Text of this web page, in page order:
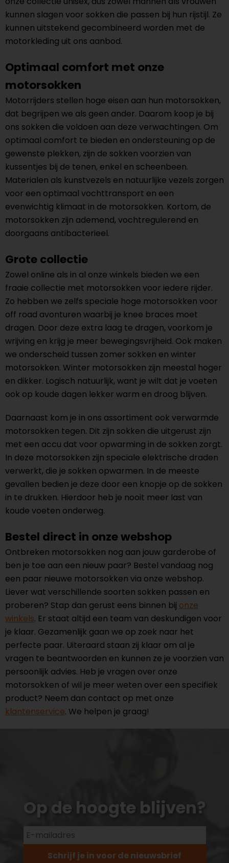
kunnen slagen voor sokken die passen bij hun rijstijl. Ze
kunnen uitstekend gecombineerd worden met de
motorkleding uit ons aanbod.
Optimaal comfort met onze
motorsokken
Motorrijders stellen hoge eisen aan hun motorsokken,
dat begrijpen we als geen ander. Daarom koop je bij
ons sokken die voldoen aan deze verwachtingen. Om
optimaal comfort te bieden en ondersteuning op de
gewenste plekken, zijn de sokken voorzien van
kussentjes bij de tenen, enkel en scheenbeen.
Materialen als kunstvezels en natuurlijke vezels zorgen
voor een optimaal vochttransport en een
evenwichtig klimaat in de motorsokken. Kortom, de
motorsokken zijn ademend, vochtregulerend en
doorgaans antibacterieel.
Grote collectie
Zowel online als in al onze winkels bieden we een
fraaie collectie met motorsokken voor iedere rijder.
Zo hebben we zelfs speciale hoge motorsokken voor
off road avonturen waarbij je knee braces moet
dragen. Door deze extra laag te dragen, voorkom je
wrijving en krijg je meer bewegingsvrijheid. Ook maken
we onderscheid tussen zomer sokken en winter
motorsokken. Winter motorsokken zijn meestal hoger
en dikker. Logisch natuurlijk, want je wilt dat je voeten
ook op koude dagen lekker warm en droog blijven.
Daarnaast kom je in ons assortiment ook verwarmde
motorsokken tegen. Dit zijn sokken die uitgerust zijn
met een accu dat voor opwarming in de sokken zorgt.
In deze motorsokken zijn speciale elektrische draden
verwerkt, die je sokken opwarmen. In de meeste
gevallen bedien je deze door een knopje op de sokken
in te drukken. Hierdoor heb je nooit meer last van
koude voeten onderweg.
Bestel direct in onze webshop
Ontbreken motorsokken nog aan jouw garderobe of
ben je toe aan een nieuw paar? Bestel vandaag nog
een paar nieuwe motorsokken via onze webshop.
Liever wat verschillende soorten sokken passen en
proberen? Stap dan gerust eens binnen bij onze
winkels. Er staat altijd een team van deskundigen voor
je klaar. Gezamenlijk gaan we op zoek naar het
perfecte paar. Uiteraard staan zij klaar om al je
vragen te beantwoorden en kunnen ze je voorzien van
persoonlijk advies. Heb je vragen over onze
motorsokken of wil je meer weten over een specifiek
product? Neem dan contact op met onze
klantenservice. We helpen je graag!
Op de hoogte blijven?
Schrijf je in voor de nieuwsbrief